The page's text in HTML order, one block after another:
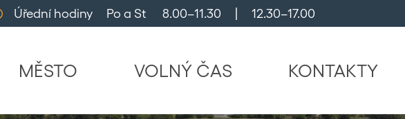
Úřední hodiny     Po a St      8.00–11.30     |     12.30–17.00
MĚSTO VOLNÝ ČAS KONTAKTY